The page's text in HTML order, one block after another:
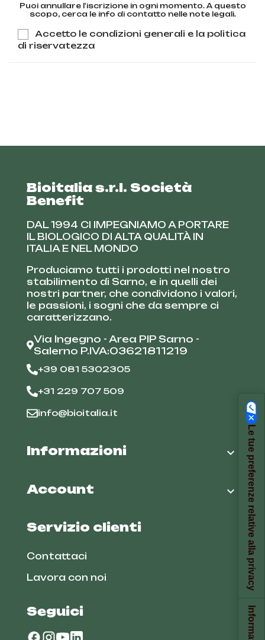
Puoi annullare l'iscrizione in ogni momento. A questo
scopo, cerca le info di contatto nelle note legali.
Accetto le condizioni generali e la politica
di riservatezza
Bioitalia s.r.l. Società
Benefit
DAL 1994 CI IMPEGNIAMO A PORTARE
IL BIOLOGICO DI ALTA QUALITÀ IN
ITALIA E NEL MONDO
Produciamo tutti i prodotti nel nostro
stabilimento di Sarno, e in quelli dei
nostri partner, che condividono i valori,
le passioni, i sogni che da sempre ci
caratterizzano.
Via Ingegno - Area PIP Sarno -
Salerno P.IVA:03621811219
+39 081 5302305
+31 229 707 509
info@bioitalia.it
Informazioni 
Account 
Servizio clienti
Contattaci
Lavora con noi
Seguici
Le tue preferenze relative alla privacy